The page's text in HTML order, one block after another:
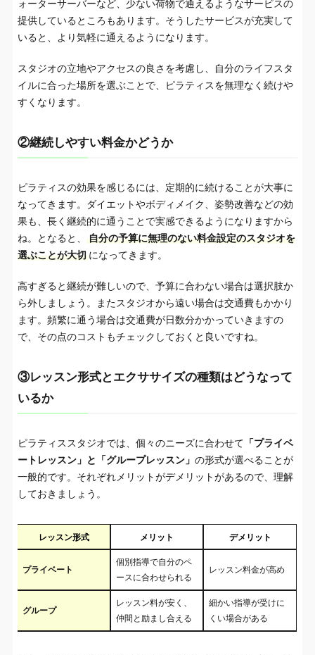
ォーターサーバーなど、少ない荷物で通えるようなサービスの
提供しているところもあります。そうしたサービスが充実して
いると、より気軽に通えるようになります。
スタジオの立地やアクセスの良さを考慮し、自分のライフスタ
イルに合った場所を選ぶことで、ピラティスを無理なく続けや
すくなります。
②継続しやすい料金かどうか
ピラティスの効果を感じるには、定期的に続けることが大事に
なってきます。ダイエットやボディメイク、姿勢改善などの効
果も、長く継続的に通うことで実感できるようになりますから
ね。となると、
自分の予算に無理のない料金設定のスタジオを
選ぶことが大切 になってきます。
高すぎると継続が難しいので、予算に合わない場合は選択肢か
ら外しましょう。またスタジオから遠い場合は交通費もかかり
ます。頻繁に通う場合は交通費が日数分かかっていきますの
で、その点のコストもチェックしておくと良いですね。
③レッスン形式とエクササイズの種類はどうなって
いるか
ピラティススタジオでは、個々のニーズに合わせて 「プライベ
ートレッスン」と「グループレッスン」の形式が選べることが
一般的です。それぞれメリットがデメリットがあるので、理解
しておきましょう。
レッスン形式 メリット デメリット
プライベート
個別指導で自分のペ
ースに合わせられる
レッスン料金が高め
グループ
レッスン料が安く、
仲間と励まし合える
細かい指導が受けに
くい場合がある